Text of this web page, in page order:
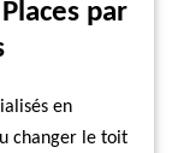
par
en
changer le toit